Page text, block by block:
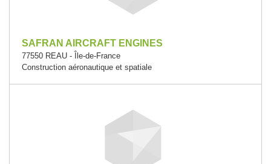
SAFRAN AIRCRAFT ENGINES
77550 REAU - Île-de-France
Construction aéronautique et spatiale